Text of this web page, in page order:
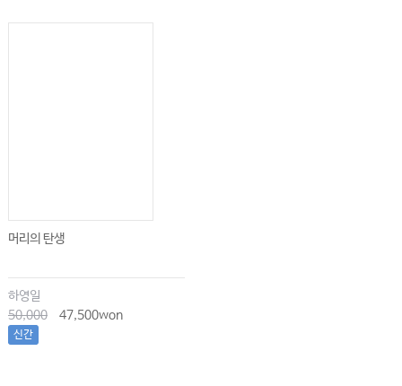
머리의 탄생
하영일
50,000
47,500won
신간